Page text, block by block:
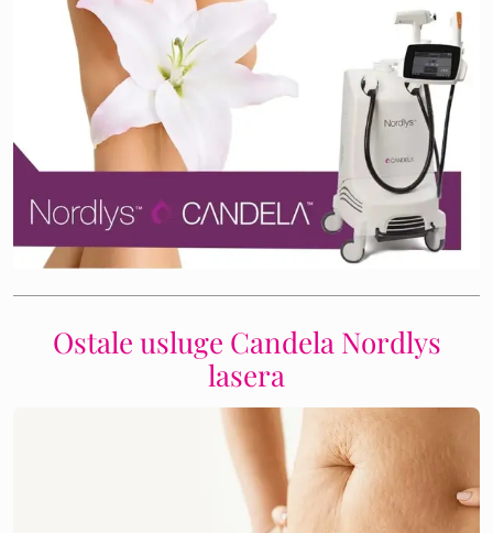
Ostale usluge Candela Nordlys
lasera